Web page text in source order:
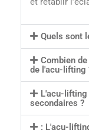
Quels sont
Combien
de l'acu-lifting
L'acu-
secondaires ?
: L'acu-